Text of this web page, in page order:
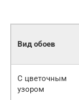
Вид обоев
С цветочным
узором